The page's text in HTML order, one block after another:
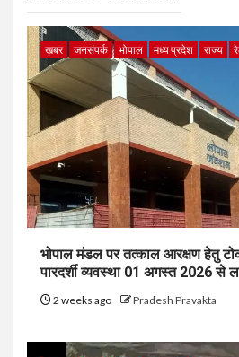
ख़बर जनसंपर्क भोपाल मध्य प्रदेश राज्य
भोपाल मंडल पर तत्काल आरक्षण हेतु
पारदर्शी व्यवस्था 01 अगस्त 2026 से
2 weeks ago Pradesh Pravakta